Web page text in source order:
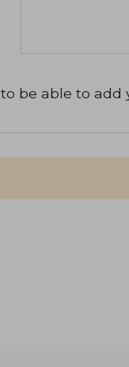
to be able to add